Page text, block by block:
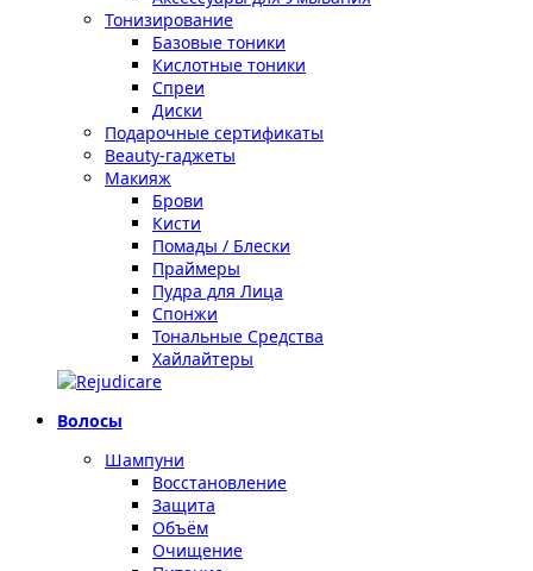
Тонизирование
Базовые тоники
Кислотные тоники
Спреи
Диски
Подарочные сертификаты
Beauty-гаджеты
Макияж
Брови
Кисти
Помады / Блески
Праймеры
Пудра для Лица
Спонжи
Тональные Средства
Хайлайтеры
Волосы
Шампуни
Восстановление
Защита
Объём
Очищение